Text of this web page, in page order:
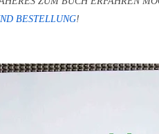
BESTELLUNG!